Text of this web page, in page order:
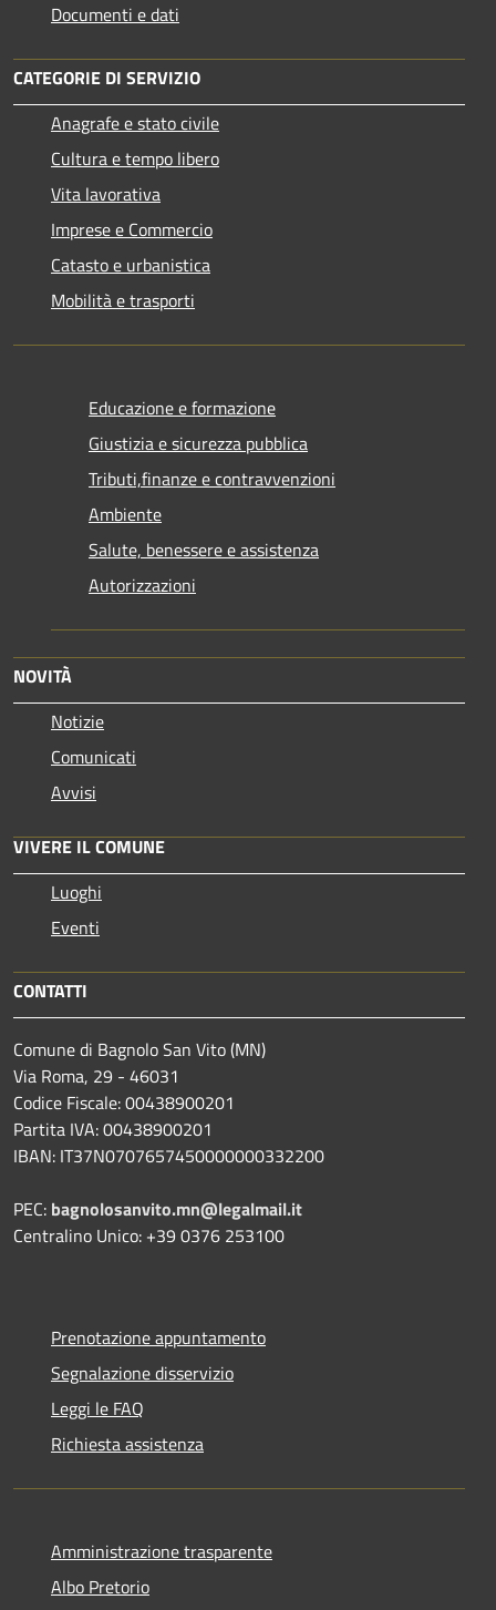
Documenti e dati
CATEGORIE DI SERVIZIO
Anagrafe e stato civile
Cultura e tempo libero
Vita lavorativa
Imprese e Commercio
Catasto e urbanistica
Mobilità e trasporti
Educazione e formazione
Giustizia e sicurezza pubblica
Tributi,finanze e contravvenzioni
Ambiente
Salute, benessere e assistenza
Autorizzazioni
NOVITÀ
Notizie
Comunicati
Avvisi
VIVERE IL COMUNE
Luoghi
Eventi
CONTATTI
Comune di Bagnolo San Vito (MN)
Via Roma, 29 - 46031
Codice Fiscale: 00438900201
Partita IVA: 00438900201
IBAN: IT37N0707657450000000332200
PEC: bagnolosanvito.mn@legalmail.it
Centralino Unico: +39 0376 253100
Prenotazione appuntamento
Segnalazione disservizio
Leggi le FAQ
Richiesta assistenza
Amministrazione trasparente
Albo Pretorio